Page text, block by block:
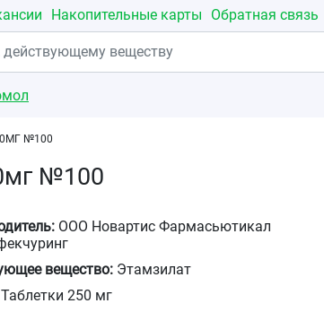
Накопительные карты Обратная связь
№100
№100
ООО Новартис Фармасьютикал
вещество: Этамзилат
Таблетки 250 мг